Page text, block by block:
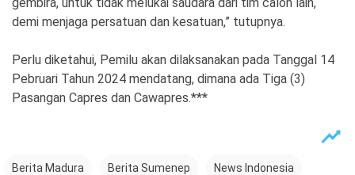
demi menjaga persatuan dan kesatuan,” tutupnya.
Perlu diketahui, Pemilu akan dilaksanakan pada Tanggal 14
Pebruari Tahun 2024 mendatang, dimana ada Tiga (3)
Pasangan Capres dan Cawapres.***
Berita Madura Berita Sumenep News Indonesia